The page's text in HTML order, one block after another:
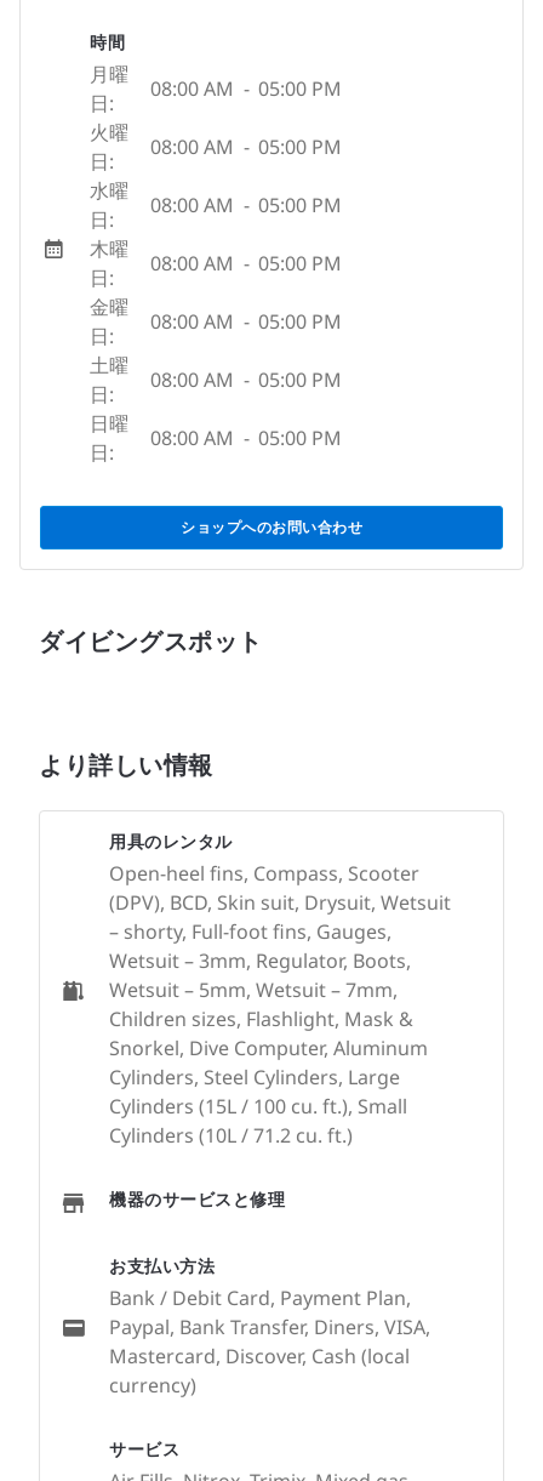
時間
月曜
日:
08:00 AM - 05:00 PM
火曜
日:
08:00 AM - 05:00 PM
水曜
日:
08:00 AM - 05:00 PM
木曜
日:
08:00 AM - 05:00 PM
金曜
日:
08:00 AM - 05:00 PM
土曜
日:
08:00 AM - 05:00 PM
日曜
日:
08:00 AM - 05:00 PM
ショップへのお問い合わせ
ダイビングスポット
より詳しい情報
サービス
用具のレンタル
Open-heel fins, Compass, Scooter
(DPV), BCD, Skin suit, Drysuit, Wetsuit
– shorty, Full-foot fins, Gauges,
Wetsuit – 3mm, Regulator, Boots,
Wetsuit – 5mm, Wetsuit – 7mm,
Children sizes, Flashlight, Mask &
Snorkel, Dive Computer, Aluminum
Cylinders, Steel Cylinders, Large
Cylinders (15L / 100 cu. ft.), Small
Cylinders (10L / 71.2 cu. ft.)
機器のサービスと修理
お支払い方法
Bank / Debit Card, Payment Plan,
Paypal, Bank Transfer, Diners, VISA,
Mastercard, Discover, Cash (local
currency)